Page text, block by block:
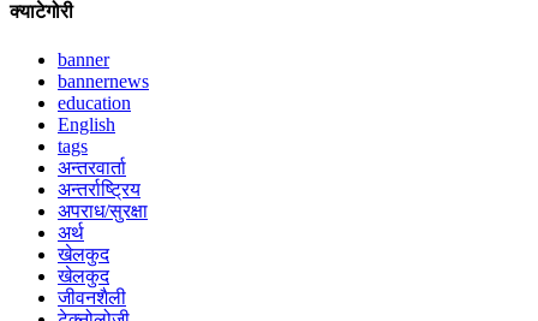
क्याटेगोरी
banner
bannernews
education
English
tags
अन्तरवार्ता
अन्तर्राष्ट्रिय
अपराध/सुरक्षा
अर्थ
खेलकुद
खेलकुद
जीवनशैली